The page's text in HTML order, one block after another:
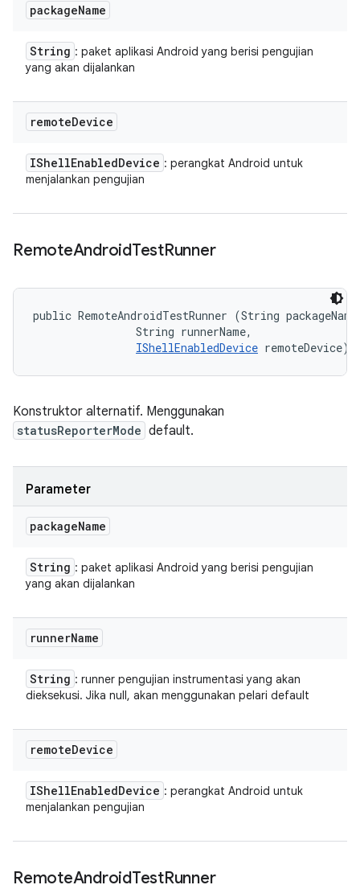
packageName
String : paket aplikasi Android yang berisi pengujian
yang akan dijalankan
remoteDevice
IShellEnabledDevice : perangkat Android untuk
menjalankan pengujian
RemoteAndroidTestRunner
public RemoteAndroidTestRunner (String
                String runnerName,
IShellEnabledDevice remoteDevice)
Konstruktor alternatif. Menggunakan
statusReporterMode default.
Parameter
packageName
String : paket aplikasi Android yang berisi pengujian
yang akan dijalankan
runnerName
String : runner pengujian instrumentasi yang akan
dieksekusi. Jika null, akan menggunakan pelari default
remoteDevice
IShellEnabledDevice : perangkat Android untuk
menjalankan pengujian
RemoteAndroidTestRunner